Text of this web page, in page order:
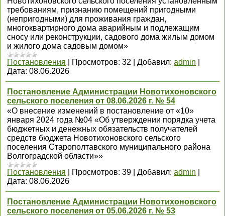
требованиям, признанию помещений пригодными
(непригодными) для проживания граждан,
многоквартирного дома аварийным и подлежащим
сносу или реконструкции, садового дома жилым домом
и жилого дома садовым домом»
Постановления
Просмотров: 32 Добавил: admin
Дата: 08.06.2026
Постановление Администрации Новотихоновского
сельского поселения от 08.06.2026 г. № 54
«О внесение изменений в постановление от «10»
января 2024 года №04 «Об утверждении порядка учета
бюджетных и денежных обязательств получателей
средств бюджета Новотихоновского сельского
поселения Старополтавского муниципального района
Волгоградской области»»
Постановления
Просмотров: 39 Добавил: admin
Дата: 08.06.2026
Постановление Администрации Новотихоновского
сельского поселения от 05.06.2026 г. № 53